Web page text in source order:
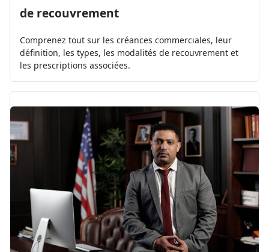
de recouvrement
Comprenez tout sur les créances commerciales, leur
définition, les types, les modalités de recouvrement et
les prescriptions associées.